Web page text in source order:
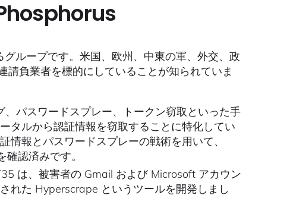
ループです。米国、欧州、中東の軍、外交、政
負業者を標的にしていることが知られていま
パスワードスプレー、トークン窃取といった手
タルから認証情報を窃取することに特化してい
情報とパスワードスプレーの戦術を用いて、
認済みです。
は、被害者の Gmail および Microsoft アカウン
れた Hyperscrape というツールを開発しまし